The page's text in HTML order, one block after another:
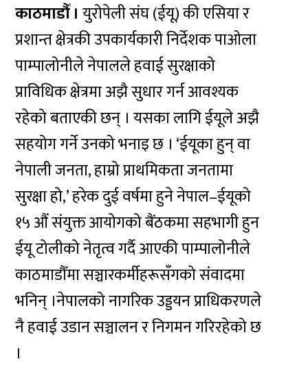
काठमाडौँ । युरोपेली संघ (ईयू) की एसिया र
प्रशान्त क्षेत्रकी उपकार्यकारी निर्देशक पाओला
पाम्पालोनीले नेपालले हवाई सुरक्षाको
प्राविधिक क्षेत्रमा अझै सुधार गर्न आवश्यक
रहेको बताएकी छन् । यसका लागि ईयूले अझै
सहयोग गर्ने उनको भनाइ छ । ‘ईयूका हुन् वा
नेपाली जनता, हाम्रो प्राथमिकता जनतामा
सुरक्षा हो,’ हरेक दुई वर्षमा हुने नेपाल–ईयूको
१५ औं संयुक्त आयोगको बैंठकमा सहभागी हुन
ईयू टोलीको नेतृत्व गर्दै आएकी पाम्पालोनीले
काठमाडौँमा सञ्चारकर्मीहरूसँगको संवादमा
भनिन् ।नेपालको नागरिक उड्डयन प्राधिकरणले
नै हवाई उडान सञ्चालन र निगमन गरिरहेको छ
।